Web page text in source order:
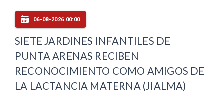
06-08-2026 00:00
SIETE JARDINES INFANTILES DE
PUNTA ARENAS RECIBEN
RECONOCIMIENTO COMO AMIGOS DE
LA LACTANCIA MATERNA (JIALMA)